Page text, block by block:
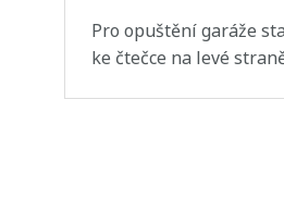
Pro opuštění garáže
ke čtečce na levé